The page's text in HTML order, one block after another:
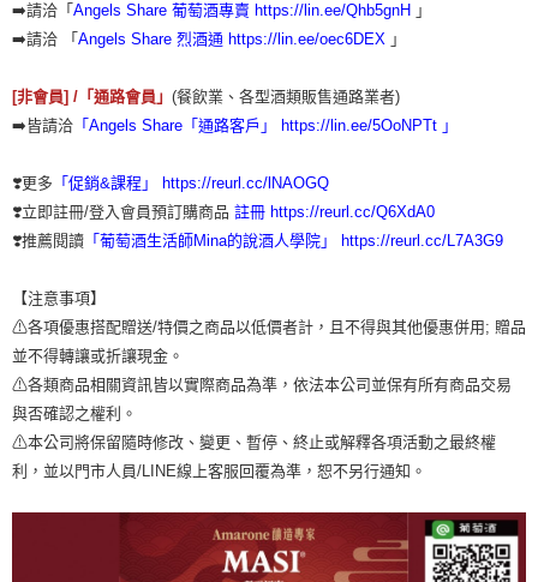
➡️請洽「 Angels Share 葡萄酒專賣 https://lin.ee/Qhb5gnH 」
➡️請洽 「 Angels Share 烈酒通 https://lin.ee/oec6DEX 」
[非會員] / 「通路會員」 (餐飲業、各型酒類販售通路業者)
➡️皆請洽 「 Angels Share「通路客戶」 https://lin.ee/5OoNPTt 」
❣️更多 「促銷&課程」
https://reurl.cc/lNAOGQ
❣️立即註冊/登入會員預訂購商品 註冊 https://reurl.cc/Q6XdA0
❣️推薦閱讀 「 葡萄酒生活師Mina的說酒人學院 」 https://reurl.cc/L7A3G9
【注意事項】
⚠各項優惠搭配贈送/特價之商品以低價者計，且不得與其他優惠併用; 贈品
並不得轉讓或折讓現金。
⚠各類商品相關資訊皆以實際商品為準，依法本公司並保有所有商品交易
與否確認之權利。
⚠本公司將保留隨時修改、變更、暫停、終止或解釋各項活動之最終權
利，並以門市人員/LINE線上客服回覆為準，恕不另行通知。